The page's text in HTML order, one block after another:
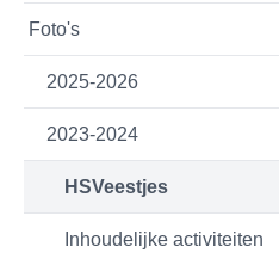
Foto's
2025-2026
2023-2024
HSVeestjes
Inhoudelijke activiteiten